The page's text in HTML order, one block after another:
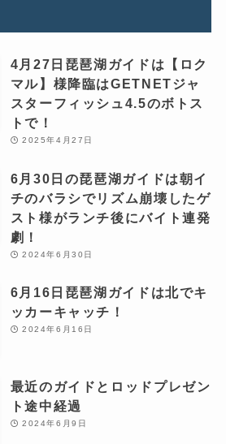
4月27日琵琶湖ガイドは【ロク
マル】様降臨はGETNETジャ
スターフィッシュ4.5のボトス
トで！
2025年4月27日
6月30日の琵琶湖ガイドは朝イ
チのバラシでリズム崩壊したゲ
スト様がランチ後にバイト連発
劇！
2024年6月30日
6月16日琵琶湖ガイドは北でキ
ッカーキャッチ！
2024年6月16日
最近のガイドとロッドプレゼン
ト途中経過
2024年6月9日